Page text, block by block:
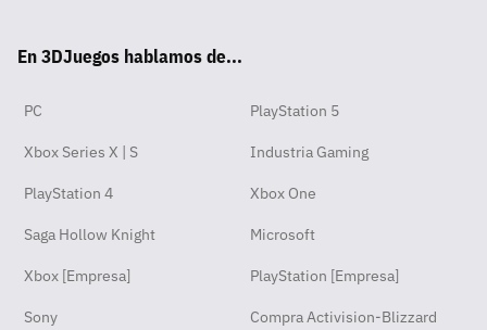
pp
ok
En 3DJuegos hablamos de...
PC PlayStation 5
Xbox Series X | S Industria Gaming
PlayStation 4 Xbox One
Saga Hollow Knight Microsoft
Xbox [Empresa] PlayStation [Empresa]
Sony Compra Activision-Blizzard